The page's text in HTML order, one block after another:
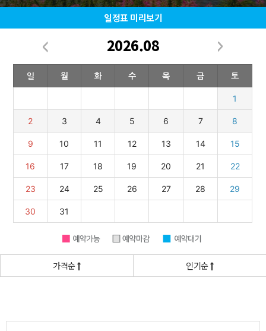
일정표 미리보기
2026.08
가격순 인기순